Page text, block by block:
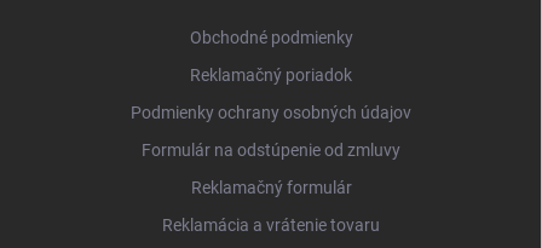
Obchodné podmienky
Reklamačný poriadok
Podmienky ochrany osobných údajov
Formulár na odstúpenie od zmluvy
Reklamačný formulár
Reklamácia a vrátenie tovaru